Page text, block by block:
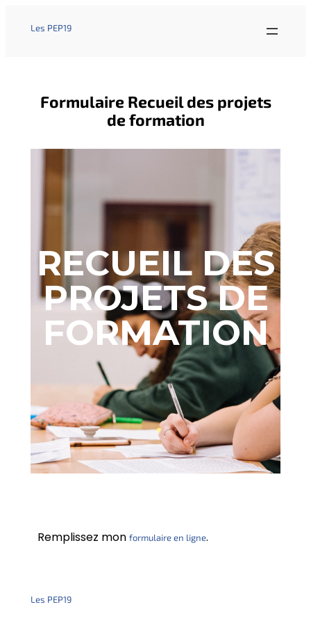
Les PEP19
Formulaire Recueil des projets
de formation
RECUEIL DES
PROJETS DE
FORMATION
Remplissez mon formulaire en ligne.
Les PEP19